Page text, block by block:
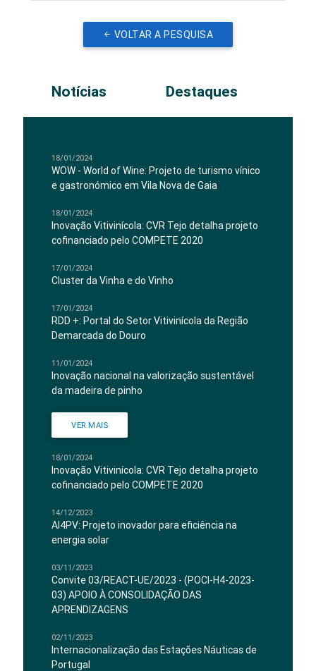
VOLTAR A PESQUISA
Notícias Destaques
18/01/2024
WOW - World of Wine: Projeto de turismo vínico
e gastronómico em Vila Nova de Gaia
18/01/2024
Inovação Vitivinícola: CVR Tejo detalha projeto
cofinanciado pelo COMPETE 2020
17/01/2024
Cluster da Vinha e do Vinho
17/01/2024
RDD +: Portal do Setor Vitivinícola da Região
Demarcada do Douro
11/01/2024
Inovação nacional na valorização sustentável
da madeira de pinho
VER MAIS
18/01/2024
Inovação Vitivinícola: CVR Tejo detalha projeto
cofinanciado pelo COMPETE 2020
14/12/2023
AI4PV: Projeto inovador para eficiência na
energia solar
03/11/2023
Convite 03/REACT-UE/2023 - (POCI-H4-2023-
03) APOIO À CONSOLIDAÇÃO DAS
APRENDIZAGENS
02/11/2023
Internacionalização das Estações Náuticas de
Portugal